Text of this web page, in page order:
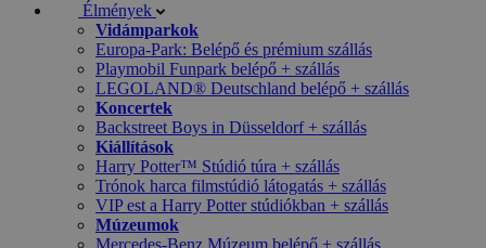
Élmények
Vidámparkok
Europa-Park: Belépő és prémium szállás
Playmobil Funpark belépő + szállás
LEGOLAND® Deutschland belépő + szállás
Koncertek
Backstreet Boys in Düsseldorf + szállás
Kiállítások
Harry Potter™ Stúdió túra + szállás
Trónok harca filmstúdió látogatás + szállás
VIP est a Harry Potter stúdiókban + szállás
Múzeumok